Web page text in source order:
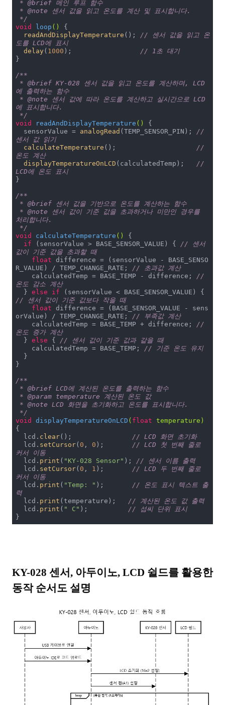
*/
void
loop ()
{
readAndDisplayTemperature ();
// 센서 값을 읽고 온
도를 LCD에 표시
delay( 1000 );
// 1초 대기
}
/**
에 출력하는 함수
에 표시합니다.
*/
void
readAndDisplayTemperature ()
{
  sensorValue =
analogRead (TEMP_SENSOR_PIN);
//
센서 값 읽기
calculateTemperature ();
//
온도 계산
displayTemperatureOnLCD (calculatedTemp);
//
LCD에 온도 표시
}
/**
처리합니다.
*/
void
calculateTemperature ()
{
if (sensorValue > BASE_SENSOR_VALUE) {
// 센서
값이 기준 값을 초과할 때
float difference = (sensorValue - BASE_SENSO
R_VALUE) / TEMP_CHANGE_RATE;
// 초과값 계산
    calculatedTemp = BASE_TEMP - difference;
//
온도 감소 계산
  }
else if
// 센서 값이 기준 값보다 작을 때
float difference = (BASE_SENSOR_VALUE - sens
orValue) / TEMP_CHANGE_RATE;
// 부족값 계산
    calculatedTemp = BASE_TEMP + difference;
//
온도 증가 계산
  }
else {
// 센서 값이 기준 값과 같을 때
    calculatedTemp = BASE_TEMP;
// 기준 온도 유지
}
/**
*/
void
displayTemperatureOnLCD ( float temperature)
{
  lcd.
clear();
// LCD 화면 초기화
  lcd.
setCursor(0 , 0 );
// LCD 첫 번째 줄로
커서 이동
  lcd.
print ( "KY-028 Sensor" );
// 센서 이름 출력
  lcd.
setCursor(0 , 1 );
// LCD 두 번째 줄로
커서 이동
  lcd.
print ( "Temp: " );
// 온도 표시 텍스트 출
력
  lcd.
print (temperature);
// 계산된 온도 값 출력
  lcd.
print ( " C" );
// 섭씨 단위 표시
}
KY-028 센서, 아두이노, LCD 쉴드를 활용한
동작 순서도 설명